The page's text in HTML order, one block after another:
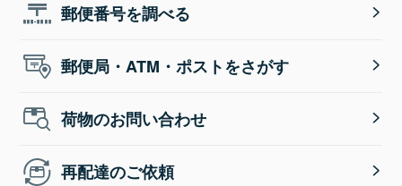
郵便番号を調べる
郵便局・ATM・ポストをさがす
荷物のお問い合わせ
再配達のご依頼